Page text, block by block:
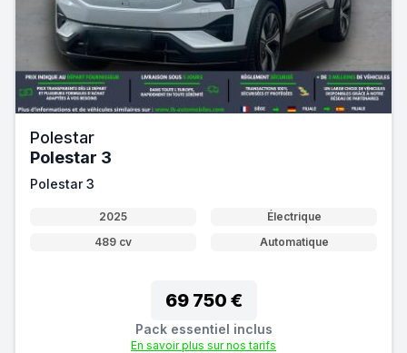
Polestar
Polestar 3
Polestar 3
2025
Électrique
489 cv
Automatique
69 750 €
Pack essentiel inclus
En savoir plus sur nos tarifs